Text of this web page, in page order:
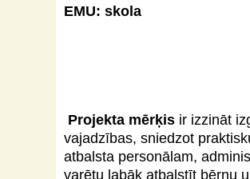
EMU: skola
Projekta mērķis ir izzināt
vajadzības, sniedzot
atbalsta personālam,
varētu labāk atbalstīt bērnu